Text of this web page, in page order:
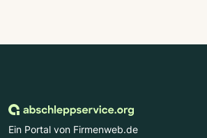
Ein Portal von Firmenweb.de